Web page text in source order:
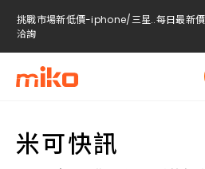
挑戰市場新低價-iphone/三星..每日最新價
洽詢
挑戰市場新低價-iphone/三星..每日最新
洽詢
挑戰市場新低價-iphone/三星..每日最新
米可快訊